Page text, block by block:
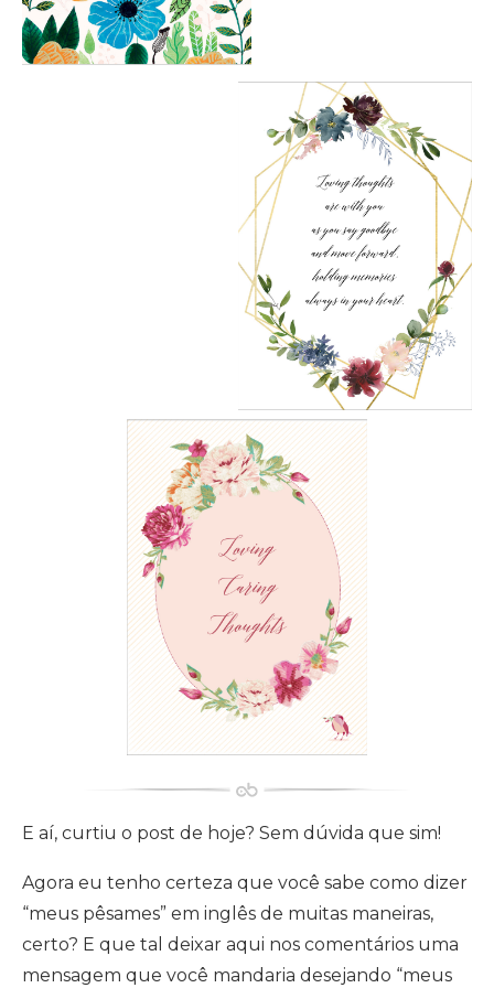
E aí, curtiu o post de hoje? Sem dúvida que sim!
Agora eu tenho certeza que você sabe como dizer
“meus pêsames” em inglês de muitas maneiras,
certo? E que tal deixar aqui nos comentários uma
mensagem que você mandaria desejando “meus